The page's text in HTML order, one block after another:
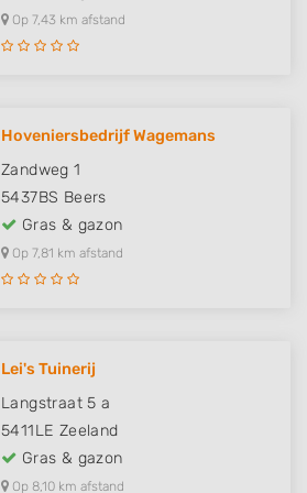
Op 7,43 km afstand
Hoveniersbedrijf Wagemans
Zandweg 1
5437BS Beers
Gras & gazon
Op 7,81 km afstand
Lei's Tuinerij
Langstraat 5 a
5411LE Zeeland
Gras & gazon
Op 8,10 km afstand